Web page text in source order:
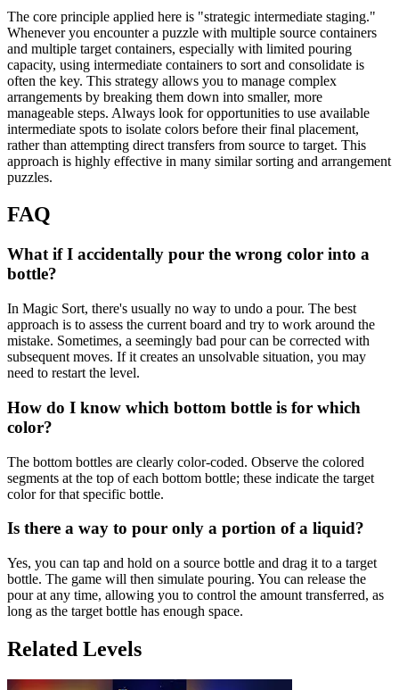
The core principle applied here is "strategic intermediate staging."
Whenever you encounter a puzzle with multiple source containers
and multiple target containers, especially with limited pouring
capacity, using intermediate containers to sort and consolidate is
often the key. This strategy allows you to manage complex
arrangements by breaking them down into smaller, more
manageable steps. Always look for opportunities to use available
intermediate spots to isolate colors before their final placement,
rather than attempting direct transfers from source to target. This
approach is highly effective in many similar sorting and arrangement
puzzles.
FAQ
What if I accidentally pour the wrong color into a
bottle?
In Magic Sort, there's usually no way to undo a pour. The best
approach is to assess the current board and try to work around the
mistake. Sometimes, a seemingly bad pour can be corrected with
subsequent moves. If it creates an unsolvable situation, you may
need to restart the level.
How do I know which bottom bottle is for which
color?
The bottom bottles are clearly color-coded. Observe the colored
segments at the top of each bottom bottle; these indicate the target
color for that specific bottle.
Is there a way to pour only a portion of a liquid?
Yes, you can tap and hold on a source bottle and drag it to a target
bottle. The game will then simulate pouring. You can release the
pour at any time, allowing you to control the amount transferred, as
long as the target bottle has enough space.
Related Levels